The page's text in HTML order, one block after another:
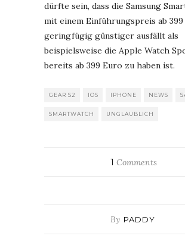
dürfte sein, dass die Samsung
mit einem Einführungspreis ab
geringfügig günstiger ausfällt als
beispielsweise die Apple Watch
bereits ab 399 Euro zu haben ist.
GEAR S2 IOS IPHONE NEWS
SMARTWATCH UNGLAUBLICH
1 Comments
By PADDY